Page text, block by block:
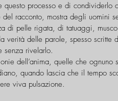
questo processo e di condividerlo
del racconto, mostra degli uomini
di pelle rigata, di tatuaggi,
verità delle parole, spesso scritte
senza rivelarlo.
dell’anima, quelle che ognuno
quando lascia che il tempo
viva pulsazione.